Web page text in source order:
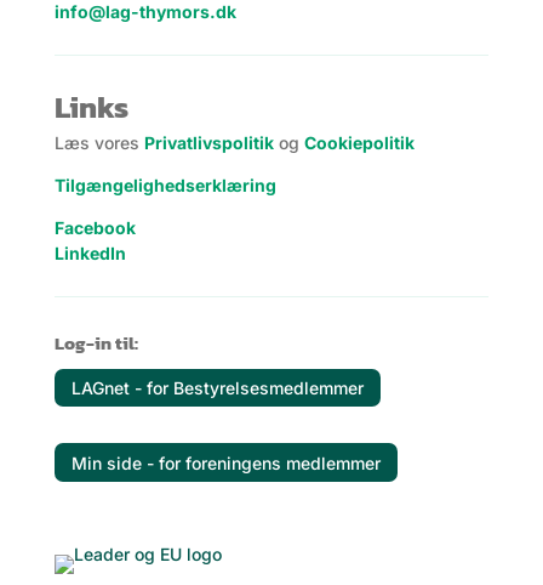
info@lag-thymors.dk
Links
Læs vores Privatlivspolitikog Cookiepolitik
Tilgængelighedserklæring
Facebook
LinkedIn
Log-in til:
LAGnet - for Bestyrelsesmedlemmer
Min side - for foreningens medlemmer